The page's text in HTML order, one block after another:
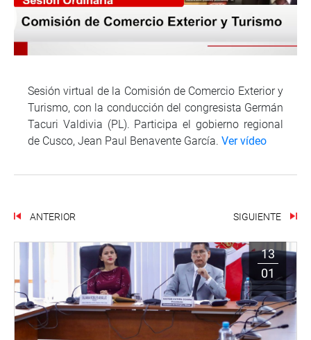
Sesión virtual de la Comisión de Comercio Exterior y
Turismo, con la conducción del congresista Germán
Tacuri Valdivia (PL). Participa el gobierno regional
de Cusco, Jean Paul Benavente García. Ver vídeo
ANTERIOR SIGUIENTE
13
01